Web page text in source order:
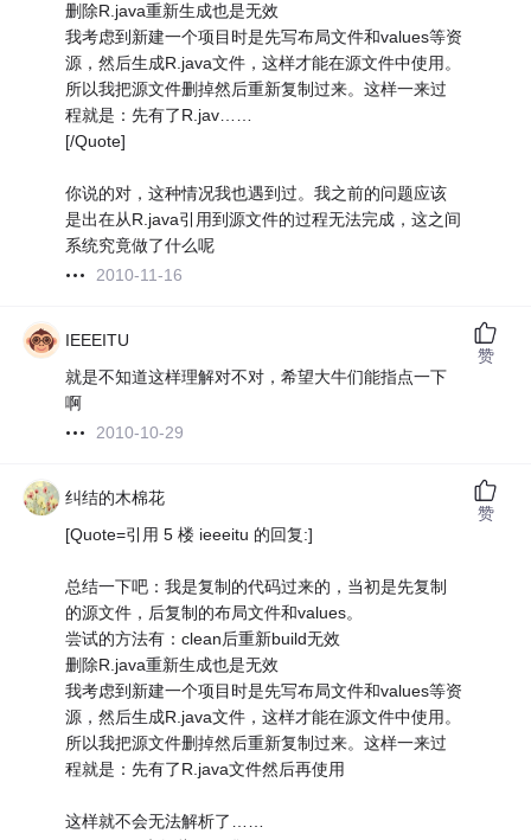
删除R.java重新生成也是无效
我考虑到新建一个项目时是先写布局文件和values等资
源，然后生成R.java文件，这样才能在源文件中使用。
所以我把源文件删掉然后重新复制过来。这样一来过
程就是：先有了R.jav……
[/Quote]
你说的对，这种情况我也遇到过。我之前的问题应该
是出在从R.java引用到源文件的过程无法完成，这之间
系统究竟做了什么呢
2010-11-16
IEEEITU
就是不知道这样理解对不对，希望大牛们能指点一下
啊
2010-10-29
赞
纠结的木棉花
[Quote=引用 5 楼 ieeeitu 的回复:]
总结一下吧：我是复制的代码过来的，当初是先复制
的源文件，后复制的布局文件和values。
尝试的方法有：clean后重新build无效
删除R.java重新生成也是无效
我考虑到新建一个项目时是先写布局文件和values等资
源，然后生成R.java文件，这样才能在源文件中使用。
所以我把源文件删掉然后重新复制过来。这样一来过
程就是：先有了R.java文件然后再使用
这样就不会无法解析了……
赞